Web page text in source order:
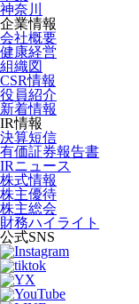
神奈川
企業情報
会社概要
健康経営
組織図
CSR情報
役員紹介
新着情報
IR情報
決算短信
有価証券報告書
IRニュース
株式情報
株主優待
株主総会
財務ハイライト
公式SNS